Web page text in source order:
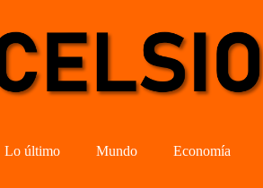
Lo último Mundo Economía